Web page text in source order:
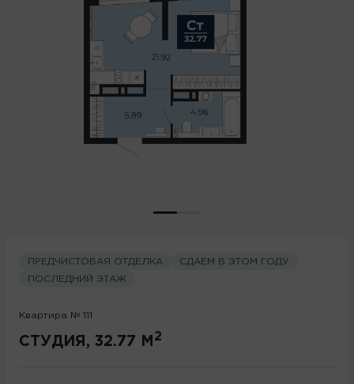
ПРЕДЧИСТОВАЯ ОТДЕЛКА
СДАЕМ В ЭТОМ ГОДУ
ПОСЛЕДНИЙ ЭТАЖ
Квартира № 111
СТУДИЯ, 32.77 М 2